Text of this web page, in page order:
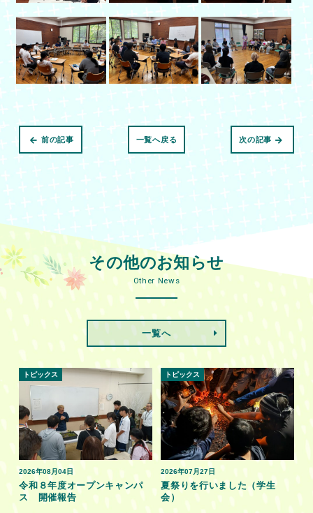
次の記事
一覧へ戻る
前の記事
その他のお知らせ
Other News
一覧へ
2026年08月04日
トピックス
令和８年度オープンキャンパ
ス 開催報告
2026年07月27日
トピックス
夏祭りを行いました（学生
会）